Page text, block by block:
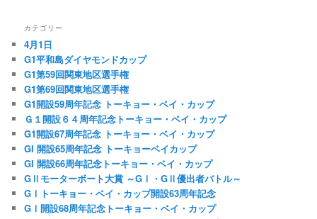
カテゴリー
4月1日
G1平和島ダイヤモンドカップ
G1第59回関東地区選手権
G1第69回関東地区選手権
G1開設59周年記念 トーキョー・ベイ・カップ
Ｇ１開設６４周年記念トーキョー・ベイ・カップ
G1開設67周年記念 トーキョー・ベイ・カップ
GI 開設65周年記念 トーキョーベイカップ
GI 開設66周年記念トーキョー・ベイ・カップ
GⅡモーターボート大賞 ～GⅠ・GⅡ優出者バトル～
GⅠトーキョー・ベイ・カップ開設63周年記念
GⅠ開設68周年記念トーキョー・ベイ・カップ